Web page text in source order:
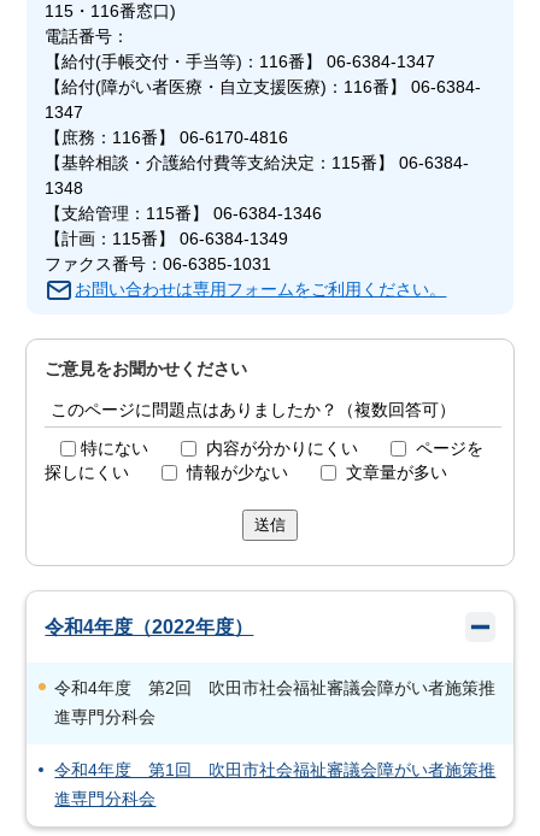
115・116番窓口)
電話番号：
【給付(手帳交付・手当等)：116番】 06-6384-1347
【給付(障がい者医療・自立支援医療)：116番】 06-6384-
1347
【庶務：116番】 06-6170-4816
【基幹相談・介護給付費等支給決定：115番】 06-6384-
1348
【支給管理：115番】 06-6384-1346
【計画：115番】 06-6384-1349
ファクス番号：06-6385-1031
お問い合わせは専用フォームをご利用ください。
ご意見をお聞かせください
このページに問題点はありましたか？（複数回答可）
特にない 内容が分かりにくい
ページを
探しにくい
情報が少ない 文章量が多い
送信
令和4年度（2022年度）
令和4年度 第2回 吹田市社会福祉審議会障がい者施策推
進専門分科会
令和4年度 第1回 吹田市社会福祉審議会障がい者施策推
進専門分科会